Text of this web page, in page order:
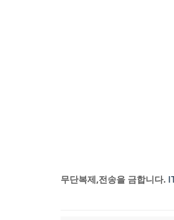
무단복제,전송을 금합니다.